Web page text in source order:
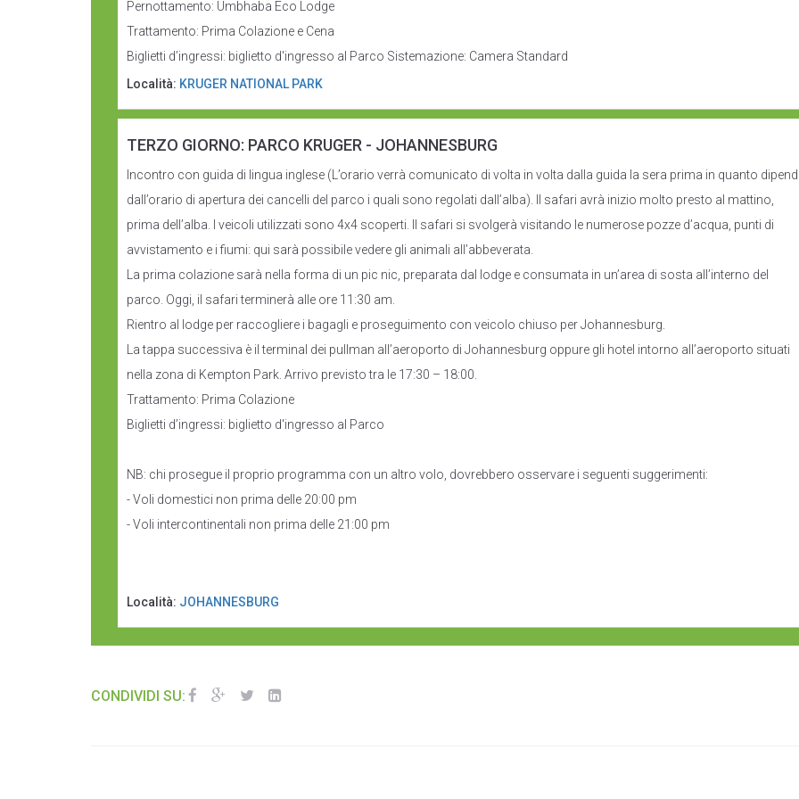
Pernottamento: Umbhaba Eco Lodge
Trattamento: Prima Colazione e Cena
Biglietti d’ingressi: biglietto d'ingresso al Parco Sistemazione: Camera Standard
Località: KRUGER NATIONAL PARK
TERZO GIORNO: PARCO KRUGER - JOHANNESBURG
Incontro con guida di lingua inglese (L’orario verrà comunicato di volta in volta dalla guida la sera prima in quanto
dall’orario di apertura dei cancelli del parco i quali sono regolati dall’alba). Il safari avrà inizio molto presto al mattino,
prima dell’alba. I veicoli utilizzati sono 4x4 scoperti. Il safari si svolgerà visitando le numerose pozze d’acqua, punti di
avvistamento e i fiumi: qui sarà possibile vedere gli animali all’abbeverata.
La prima colazione sarà nella forma di un pic nic, preparata dal lodge e consumata in un’area di sosta all’interno del
parco. Oggi, il safari terminerà alle ore 11:30 am.
Rientro al lodge per raccogliere i bagagli e proseguimento con veicolo chiuso per Johannesburg.
La tappa successiva è il terminal dei pullman all’aeroporto di Johannesburg oppure gli hotel intorno all’aeroporto situati
nella zona di Kempton Park. Arrivo previsto tra le 17:30 – 18:00.
Trattamento: Prima Colazione
Biglietti d’ingressi: biglietto d'ingresso al Parco
NB: chi prosegue il proprio programma con un altro volo, dovrebbero osservare i seguenti suggerimenti:
- Voli domestici non prima delle 20:00 pm
- Voli intercontinentali non prima delle 21:00 pm
Località: JOHANNESBURG
CONDIVIDI SU: